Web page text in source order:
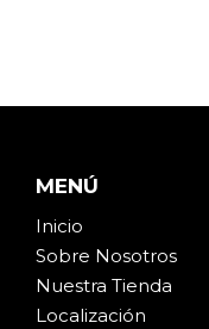
MENÚ
Inicio
Sobre Nosotros
Nuestra Tienda
Localización